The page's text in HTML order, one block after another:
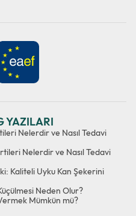
YAZILARI
Nelerdir ve Nasıl Tedavi
Nelerdir ve Nasıl Tedavi
Kaliteli Uyku Kan Şekerini
Neden Olur?
Mümkün mü?